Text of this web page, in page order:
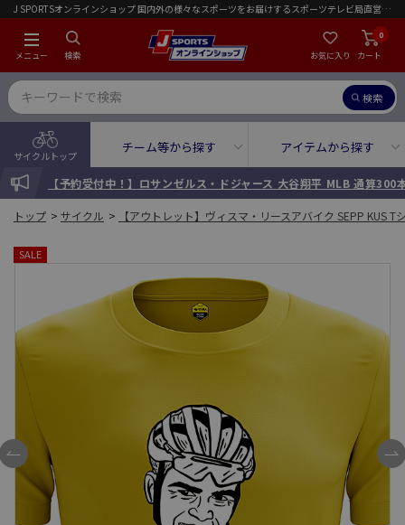
J SPORTSオンラインショップ 国内外の様々なスポーツをお届けするスポーツテレビ局直営店｜会員限定初回ご注文送料無料キャンペーン実施中！
メニュー 検索 お気に入り カート
0
検索
サイクルトップ
チーム等から探す
アイテムから探す
INFORMATION【予約受付中！】ロサンゼルス・ドジャース 大谷翔平 MLB 通算300
トップ > サイクル > 【アウトレット】ヴィスマ・リースアバイク SEPP KUS T
SALE